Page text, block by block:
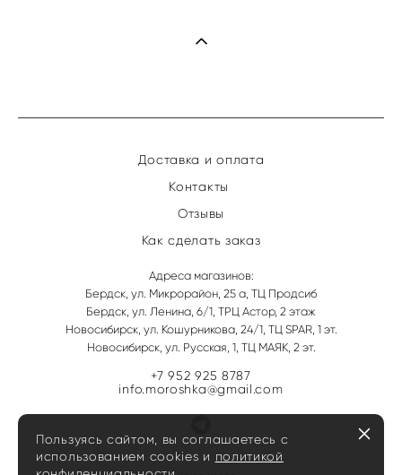
Доставка и оплата
Контакты
Отзывы
Как сделать заказ
Адреса магазинов:
Бердск, ул. Микрорайон, 25 а, ТЦ Продсиб
Бердск, ул. Ленина, 6/1, ТРЦ Астор, 2 этаж
Новосибирск, ул. Кошурникова, 24/1, ТЦ SPAR, 1 эт.
Новосибирск, ул. Русская, 1, ТЦ МАЯК, 2 эт.
+7 952 925 8787
info.moroshka@gmail.com
Пользуясь сайтом, вы соглашаетесь с
использованием cookies и политикой